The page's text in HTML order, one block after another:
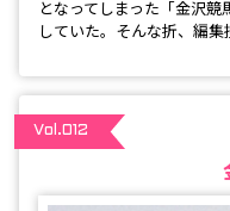
となってしまった「金沢
していた。そんな折、編集
Vol.012